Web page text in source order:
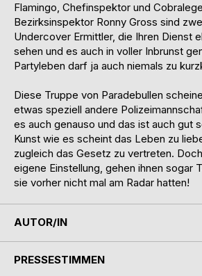
Flamingo, Chefinspektor und
Bezirksinspektor Ronny Gross sind
Undercover Ermittler, die Ihren Dienst
sehen und es auch in voller Inbrunst
Partyleben darf ja auch niemals zu
Diese Truppe von Paradebullen
etwas speziell andere
es auch genauso und das ist auch gut
Kunst wie es scheint das Leben zu
zugleich das Gesetz zu vertreten.
eigene Einstellung, gehen ihnen sogar
sie vorher nicht mal am Radar hatten!
AUTOR/IN
PRESSESTIMMEN